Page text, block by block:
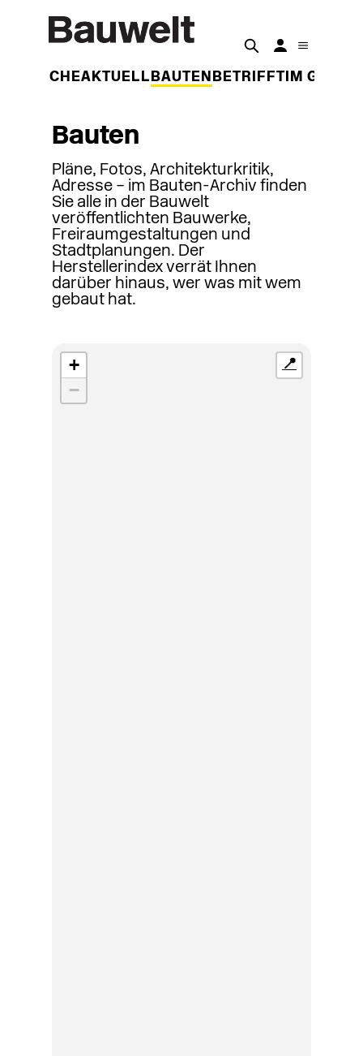
WOCHEAKTUELL BAUTEN BETRIFFT IM
Bauten
Pläne, Fotos, Architekturkritik,
Adresse – im Bauten-Archiv finden
Sie alle in der Bauwelt
veröffentlichten Bauwerke,
Freiraumgestaltungen und
Stadtplanungen. Der
Herstellerindex verrät Ihnen
darüber hinaus, wer was mit wem
gebaut hat.
+
−
📍